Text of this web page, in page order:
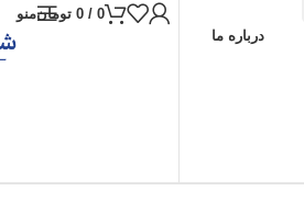
درباره ما
0
/
0 تومانمنو